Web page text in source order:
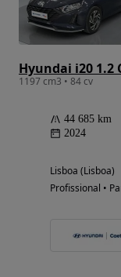
Hyundai i20 1.2
1197 cm3 • 84 cv
44 685 km
2024
Lisboa (Lisboa)
Profissional •